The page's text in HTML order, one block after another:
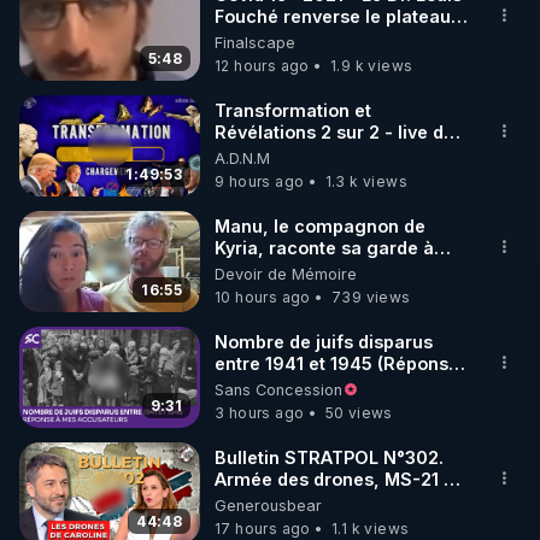
Rendez-vous sur :
http://rgnr.li/warmcook avec le
code : REGENERE10
▶ 10 % de réduction sur une sélection de produits
de la boutique Vidya :
Rendez-vous sur : http://rgnr.li/vidya
REGENERE10
▶ 10 % de réduction sur les extracteurs de la
marque SANA :
Rendez vous sur http://rgnr.li/lechoubrave
code : REGENERE10
________________
▶ Facebook RGNR :
http://rgnr.li/facebook
▶ Instagram RGNR : http://rgnr.li/instagram
▶ Site RGNR : http://rgnr.li/site
________________
5:48
Fouché renverse le plateau
de CNews !
Finalscape
12 hours ago
1.9 k views
1:49:53
Transformation et
Révélations 2 sur 2 - live du
07/08/26
A.D.N.M
9 hours ago
1.3 k views
16:55
Manu, le compagnon de
Kyria, raconte sa garde à
vue musclée. PARTAGEZ!
Devoir de Mémoire
10 hours ago
739 views
9:31
Nombre de juifs disparus
entre 1941 et 1945 (Réponse
à mes accusateurs)
Sans Concession
3 hours ago
50 views
44:48
Bulletin STRATPOL N°302.
Armée des drones, MS-21 en
série, missiles coréens.
07.08.2026.
Generousbear
17 hours ago
1.1 k views